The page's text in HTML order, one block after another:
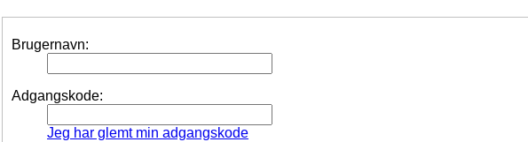
Brugernavn:
Adgangskode:
Jeg har glemt min adgangskode